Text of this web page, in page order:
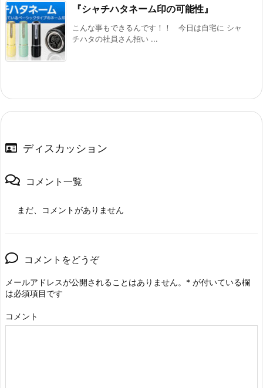
『シャチハタネーム印の可能性』
こんな事もできるんです！！ 今日は自宅に シャ
チハタの社員さん招い ...
ディスカッション
コメント一覧
まだ、コメントがありません
コメントをどうぞ
メールアドレスが公開されることはありません。 * が付いている欄
は必須項目です
コメント